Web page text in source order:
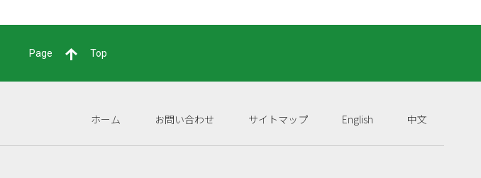
Page Top
ホーム お問い合わせ サイトマップ English 中文